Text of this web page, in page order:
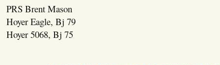
PRS Brent Mason
Hoyer Eagle, Bj 79
Hoyer 5068, Bj 75